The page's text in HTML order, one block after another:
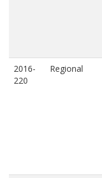
2016-
220
Regional